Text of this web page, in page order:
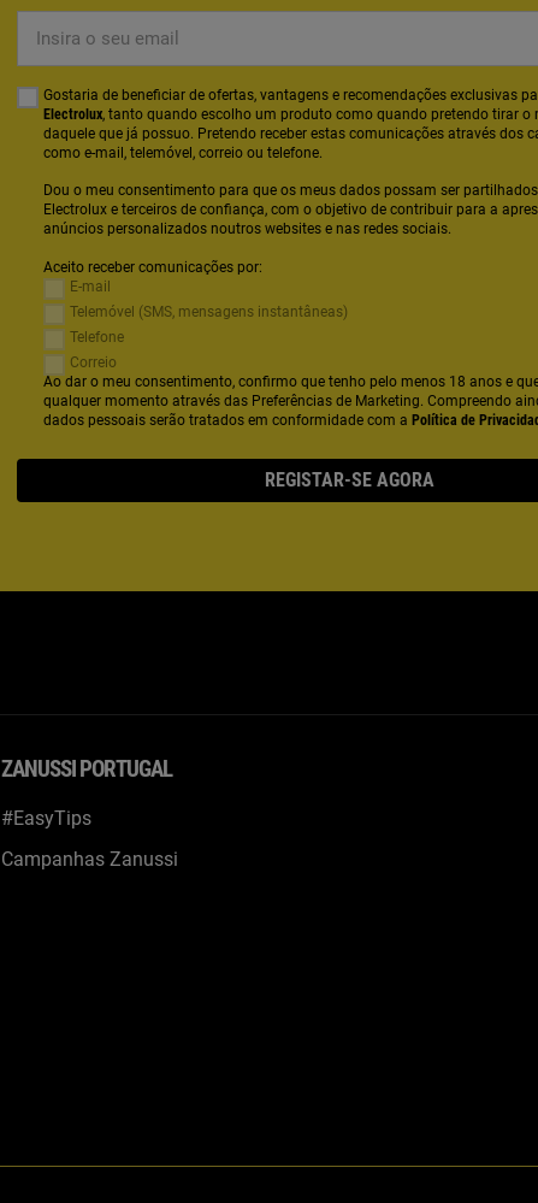
seu
email
Gostaria de beneficiar de ofertas, vantagens e recomendações exclusivas
Electrolux, tanto quando escolho um produto como quando pretendo tirar o
daquele que já possuo. Pretendo receber estas comunicações através dos
como e-mail, telemóvel, correio ou telefone.
Dou o meu consentimento para que os meus dados possam ser
Electrolux e terceiros de confiança, com o objetivo de contribuir para a
anúncios personalizados noutros websites e nas redes sociais.
Aceito receber comunicações por:
E-mail
Telemóvel (SMS, mensagens instantâneas)
Telefone
Correio
Ao dar o meu consentimento, confirmo que tenho pelo menos 18 anos e
qualquer momento através das Preferências de Marketing. Compreendo
dados pessoais serão tratados em conformidade com a Política de
REGISTAR-SE AGORA
ZANUSSI PORTUGAL
#EasyTips
Campanhas Zanussi